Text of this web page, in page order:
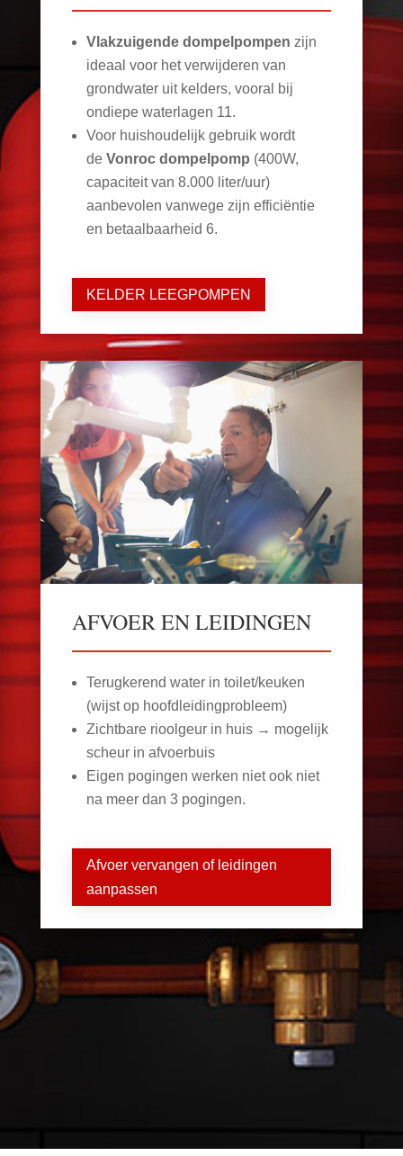
Vlakzuigende dompelpompen zijn
ideaal voor het verwijderen van
grondwater uit kelders, vooral bij
ondiepe waterlagen 11.
Voor huishoudelijk gebruik wordt
de Vonroc dompelpomp (400W,
capaciteit van 8.000 liter/uur)
aanbevolen vanwege zijn efficiëntie
en betaalbaarheid 6.
KELDER LEEGPOMPEN
AFVOER EN LEIDINGEN
Terugkerend water in toilet/keuken
(wijst op hoofdleidingprobleem)
Zichtbare rioolgeur in huis → mogelijk
scheur in afvoerbuis
Eigen pogingen werken niet ook niet
na meer dan 3 pogingen.
Afvoer vervangen of leidingen
aanpassen